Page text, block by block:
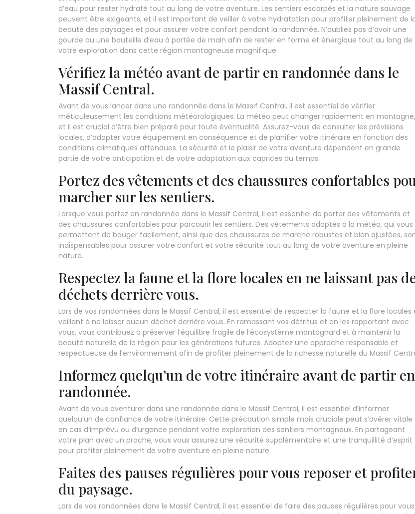
d’eau pour rester hydraté tout au long de votre aventure. Les sentiers escarpés et la nature sauvage
peuvent être exigeants, et il est important de veiller à votre hydratation pour profiter pleinement de
beauté des paysages et pour assurer votre confort pendant la randonnée. N’oubliez pas d’avoir une
gourde ou une bouteille d’eau à portée de main afin de rester en forme et énergique tout au long de
votre exploration dans cette région montagneuse magnifique.
Vérifiez la météo avant de partir en randonnée dans le
Massif Central.
Avant de vous lancer dans une randonnée dans le Massif Central, il est essentiel de vérifier
méticuleusement les conditions météorologiques. La météo peut changer rapidement en montagne,
et il est crucial d’être bien préparé pour toute éventualité. Assurez-vous de consulter les prévisions
locales, d’adapter votre équipement en conséquence et de planifier votre itinéraire en fonction des
conditions climatiques attendues. La sécurité et le plaisir de votre aventure dépendent en grande
partie de votre anticipation et de votre adaptation aux caprices du temps.
Portez des vêtements et des chaussures confortables
marcher sur les sentiers.
Lorsque vous partez en randonnée dans le Massif Central, il est essentiel de porter des vêtements et
des chaussures confortables pour parcourir les sentiers. Des vêtements adaptés à la météo, qui vous
permettent de bouger facilement, ainsi que des chaussures de marche robustes et bien ajustées,
indispensables pour assurer votre confort et votre sécurité tout au long de votre aventure en pleine
nature.
Respectez la faune et la flore locales en ne laissant pas
déchets derrière vous.
Lors de vos randonnées dans le Massif Central, il est essentiel de respecter la faune et la flore locales
veillant à ne laisser aucun déchet derrière vous. En ramassant vos détritus et en les rapportant avec
vous, vous contribuez à préserver l’équilibre fragile de l’écosystème montagnard et à maintenir la
beauté naturelle de la région pour les générations futures. Adoptez une approche responsable et
respectueuse de l’environnement afin de profiter pleinement de la richesse naturelle du Massif
Informez quelqu’un de votre itinéraire avant de partir en
randonnée.
Avant de vous aventurer dans une randonnée dans le Massif Central, il est essentiel d’informer
quelqu’un de confiance de votre itinéraire. Cette précaution simple mais cruciale peut s’avérer vitale
en cas d’imprévu ou d’urgence pendant votre exploration des sentiers montagneux. En partageant
votre plan avec un proche, vous vous assurez une sécurité supplémentaire et une tranquillité d’esprit
pour profiter pleinement de votre aventure en pleine nature.
Faites des pauses régulières pour vous reposer et
du paysage.
Lors de vos randonnées dans le Massif Central, il est essentiel de faire des pauses régulières pour vous